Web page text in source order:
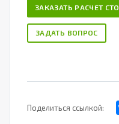
ЗАКАЗАТЬ РАСЧЕТ
ЗАДАТЬ ВОПРОС
Поделиться ссылкой: